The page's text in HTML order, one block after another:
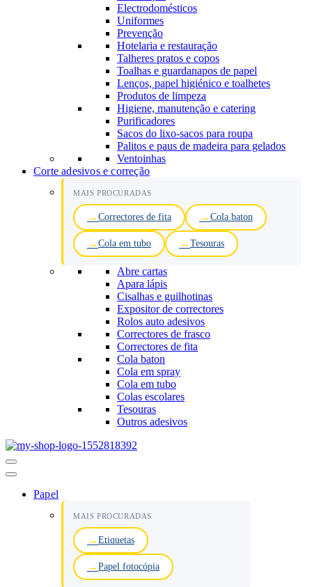
Electrodomésticos
Uniformes
Prevenção
Hotelaria e restauração
Talheres pratos e copos
Toalhas e guardanapos de papel
Lenços, papel higiénico e toalhetes
Produtos de limpeza
Higiene, manutenção e catering
Purificadores
Sacos do lixo-sacos para roupa
Palitos e paus de madeira para gelados
Ventoinhas
Corte adesivos e correção
MAIS PROCURADAS
Correctores de fita Cola baton
Cola em tubo Tesouras
Abre cartas
Apara lápis
Cisalhas e guilhotinas
Expositor de correctores
Rolos auto adesivos
Correctores de frasco
Correctores de fita
Cola baton
Cola em spray
Cola em tubo
Colas escolares
Tesouras
Outros adesivos
Menu
de
Papel
MAIS PROCURADAS
Etiquetas
Papel fotocópia